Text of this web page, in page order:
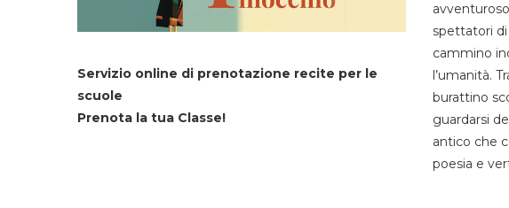
Servizio online di prenotazione recite per le
scuole
Prenota la tua Classe!
spettatori
cammino
l’umanità.
burattino
guardarsi
antico che
poesia e